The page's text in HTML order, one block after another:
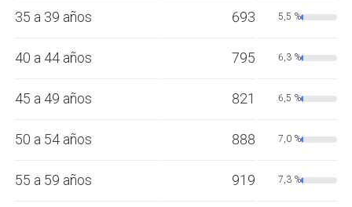
35 a 39 años 693 5,5 %
40 a 44 años 795 6,3 %
45 a 49 años 821 6,5 %
50 a 54 años 888 7,0 %
55 a 59 años 919 7,3 %